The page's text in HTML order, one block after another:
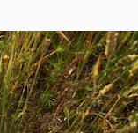
Commencer